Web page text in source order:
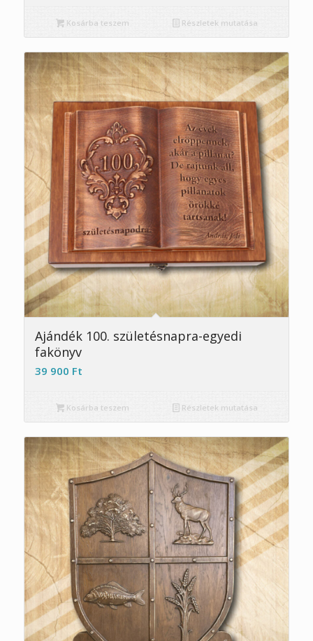
Kosárba teszem Részletek mutatása
5.00
Ajándék 100. születésnapra-egyedi
fakönyv
39 900 Ft
Kosárba teszem Részletek mutatása